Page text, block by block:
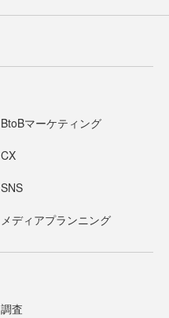
BtoBマーケティング
CX
SNS
メディアプランニング
調査